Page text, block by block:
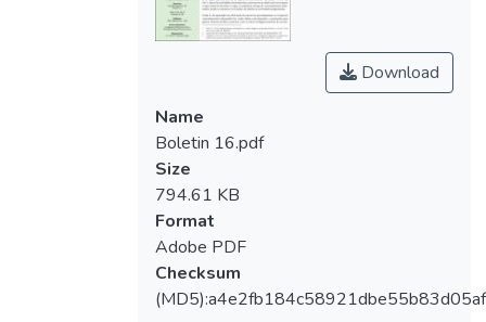
Download
Name
Boletin 16.pdf
Size
794.61 KB
Format
Adobe PDF
Checksum